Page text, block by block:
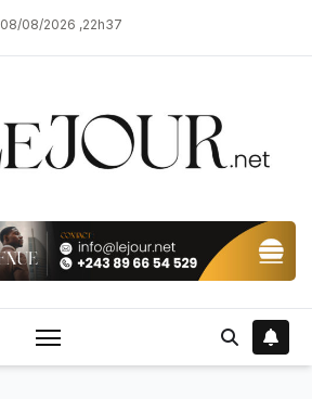
08/08/2026 ,22h37